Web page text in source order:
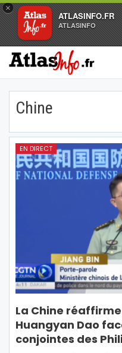
×
ATLASINFO.FR
ATLASINFO
Chine
EN DIRECT
La Chine
Huangyan Dao
conjointes des